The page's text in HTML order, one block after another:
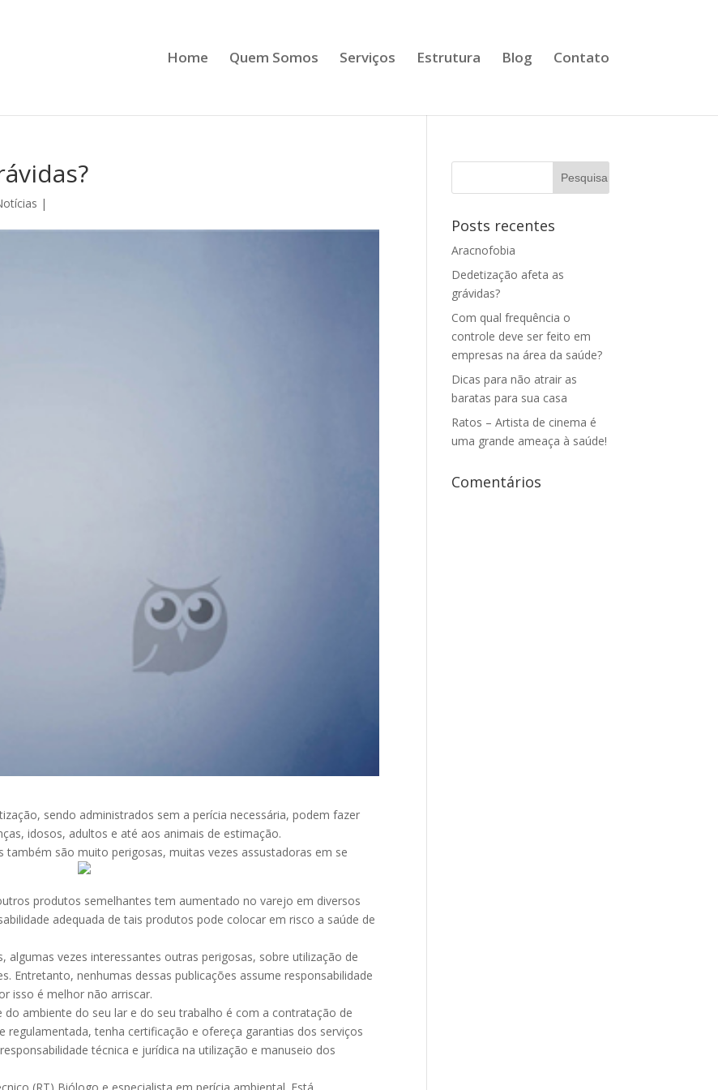
Home Quem Somos Serviços Estrutura Blog Contato
|
sendo administrados sem a perícia necessária, podem fazer
idosos, adultos e até aos animais de estimação.
são muito perigosas, muitas vezes assustadoras em se
produtos semelhantes tem aumentado no varejo em diversos
adequada de tais produtos pode colocar em risco a saúde de
algumas vezes interessantes outras perigosas, sobre utilização de
Entretanto, nenhumas dessas publicações assume responsabilidade
isso é melhor não arriscar.
ambiente do seu lar e do seu trabalho é com a contratação de
regulamentada, tenha certificação e ofereça garantias dos serviços
técnica e jurídica na utilização e manuseio dos
Posts recentes
Aracnofobia
Dedetização afeta as
grávidas?
Com qual frequência o
controle deve ser feito em
empresas na área da saúde?
Dicas para não atrair as
baratas para sua casa
Ratos – Artista de cinema é
uma grande ameaça à saúde!
Comentários